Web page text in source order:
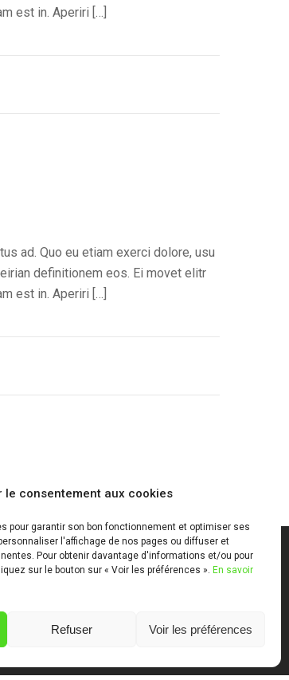
le consentement aux cookies
pour garantir son bon fonctionnement et optimiser ses
l'affichage de nos pages ou diffuser et
Pour obtenir davantage d'informations et/ou pour
sur le bouton sur « Voir les préférences ». En savoir
Refuser Voir les préférences
est in. Aperiri […]
ad. Quo eu etiam exerci dolore, usu
definitionem eos. Ei movet elitr
est in. Aperiri […]